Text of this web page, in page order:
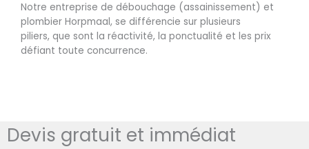
Notre entreprise de débouchage (assainissement) et
plombier Horpmaal, se différencie sur plusieurs
piliers, que sont la réactivité, la ponctualité et les prix
défiant toute concurrence.
Devis gratuit et immédiat